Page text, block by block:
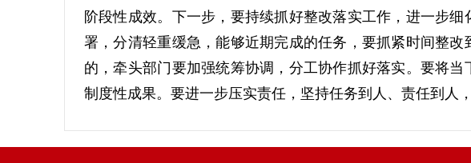
阶段性成效。下一步，要持续抓好整改落实工作，进一步
署，分清轻重缓急，能够近期完成的任务，要抓紧时间整
的，牵头部门要加强统筹协调，分工协作抓好落实。要将
制度性成果。要进一步压实责任，坚持任务到人、责任到人